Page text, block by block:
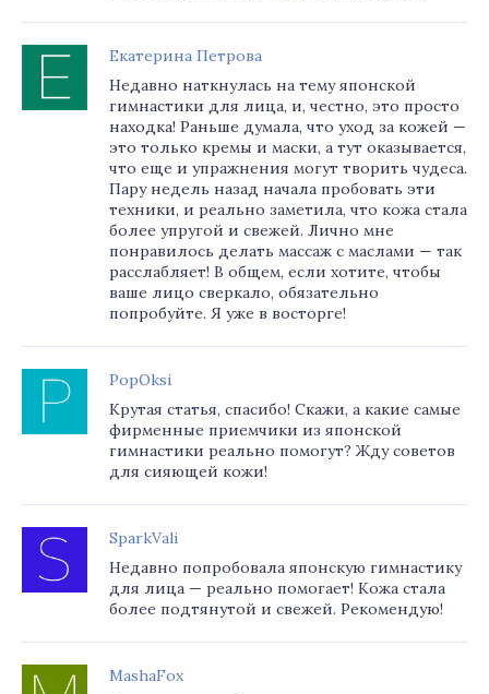
Екатерина Петрова
Недавно наткнулась на тему японской
гимнастики для лица, и, честно, это просто
находка! Раньше думала, что уход за кожей —
это только кремы и маски, а тут оказывается,
что еще и упражнения могут творить чудеса.
Пару недель назад начала пробовать эти
техники, и реально заметила, что кожа стала
более упругой и свежей. Лично мне
понравилось делать массаж с маслами — так
расслабляет! В общем, если хотите, чтобы
ваше лицо сверкало, обязательно
попробуйте. Я уже в восторге!
PopOksi
Крутая статья, спасибо! Скажи, а какие самые
фирменные приемчики из японской
гимнастики реально помогут? Жду советов
для сияющей кожи!
SparkVali
Недавно попробовала японскую гимнастику
для лица — реально помогает! Кожа стала
более подтянутой и свежей. Рекомендую!
MashaFox